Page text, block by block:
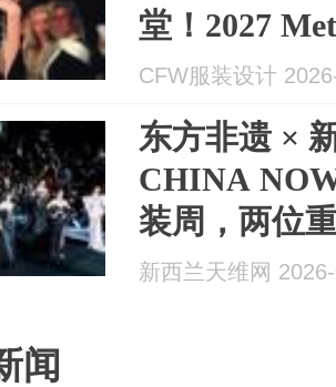
堂！2027
Galliano:
CFW服装设计
东方非遗 ×
CHINA
装周，两位
一场秀看见
新西兰天维网
闻